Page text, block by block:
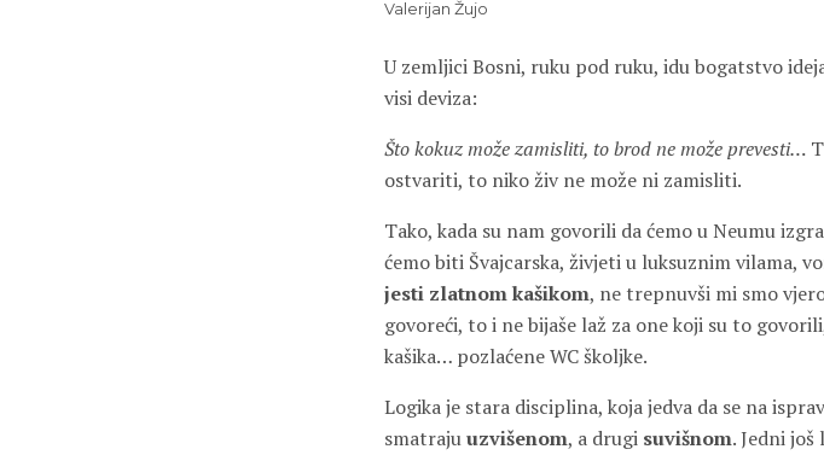
Valerijan Žujo
U zemljici Bosni, ruku pod ruku, idu bogatstvo
visi deviza:
Što kokuz može zamisliti, to brod ne može prevesti…
ostvariti, to niko živ ne može ni zamisliti.
Tako, kada su nam govorili da ćemo u Neumu
ćemo biti Švajcarska, živjeti u luksuznim vilama,
jesti zlatnom kašikom, ne trepnuvši mi smo
govoreći, to i ne bijaše laž za one koji su to
kašika… pozlaćene WC školjke.
Logika je stara disciplina, koja jedva da se na
smatrajuuzvišenom, a drugi suvišnom. Jedni